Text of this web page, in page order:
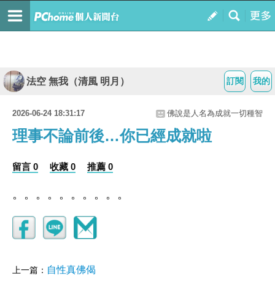
我的
訂閱
法空 無我（清風 明月）
2026-06-24 18:31:17 佛說是人名為成就一切種智
理事不論前後…你已經成就啦
留言 0 收藏 0 推薦 0
。。。。。。。。。。
上一篇： 自性真佛偈